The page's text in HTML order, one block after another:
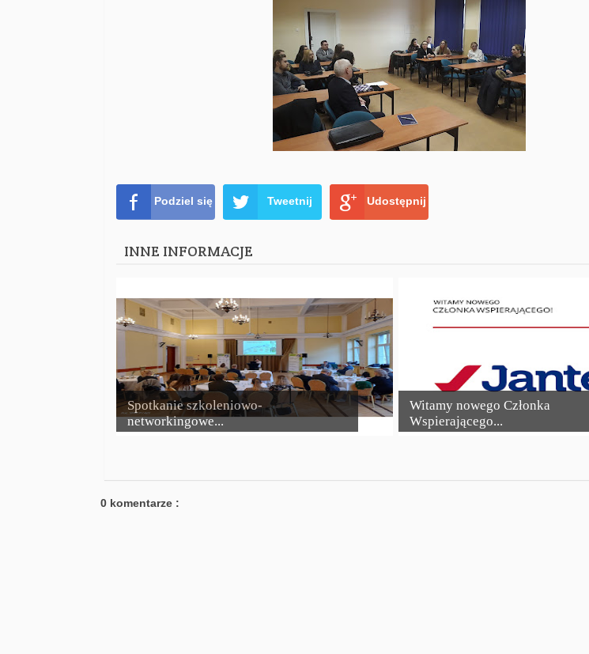
Podziel się Tweetnij Udostępnij
INNE INFORMACJE
Spotkanie szkoleniowo-
networkingowe...
Witamy nowego Członka
Wspierającego...
0 komentarze :